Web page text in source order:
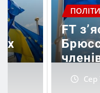
готовий
нових